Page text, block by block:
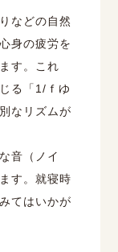
などの自然
身の疲労を
す。これ
る「1/ｆゆ
なリズムが
音（ノイ
す。就寝時
てはいかが